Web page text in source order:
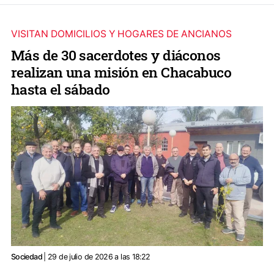
VISITAN DOMICILIOS Y HOGARES DE ANCIANOS
Más de 30 sacerdotes y diáconos
realizan una misión en Chacabuco
hasta el sábado
Sociedad | 29 de julio de 2026 a las 18:22